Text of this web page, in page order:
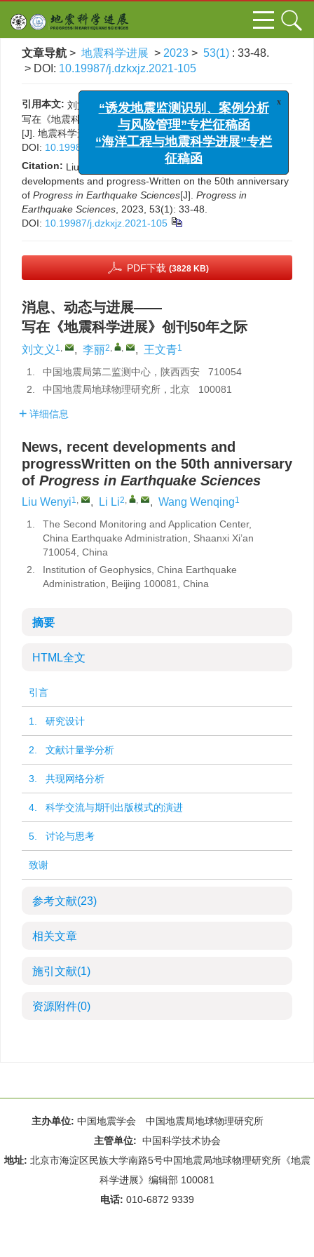
文章导航 > 地震科学进展 > 2023 > 53(1) : 33-48.
> DOI: 10.19987/j.dzkxjz.2021-105
引用本文: 刘文义, 李丽, 王文青. 消息、动态与进展——
写在《地震科学进展》创刊50年之际
[J]. 地震科学进展, 2023, 53(1): 33-48.
DOI: 10.19987/j.dzkxjz.2021-105
Citation: Liu Wenyi, Li Li, Wang Wenqing. News, recent
developments and progress-Written on the 50th anniversary
of Progress in Earthquake Sciences[J]. Progress in
Earthquake Sciences , 2023, 53(1): 33-48.
DOI: 10.19987/j.dzkxjz.2021-105
PDF下载 (3828 KB)
消息、动态与进展——
写在《地震科学进展》创刊50年之际
刘文义 1, , 李丽2, , , 王文青1
1.
中国地震局第二监测中心，陕西西安 710054
2.
中国地震局地球物理研究所，北京 100081
详细信息
News, recent developments and
progressWritten on the 50th anniversary
of Progress in Earthquake Sciences
Liu Wenyi1, , Li Li2, , , Wang Wenqing1
1.
The Second Monitoring and Application Center,
China Earthquake Administration, Shaanxi Xi’an
710054, China
2.
Institution of Geophysics, China Earthquake
Administration, Beijing 100081, China
摘要
HTML全文
引言
1. 研究设计
2. 文献计量学分析
3. 共现网络分析
4. 科学交流与期刊出版模式的演进
5. 讨论与思考
致谢
参考文献(23)
相关文章
施引文献(1)
资源附件(0)
主办单位: 中国地震学会 中国地震局地球物理研究所
主管单位: 中国科学技术协会
地址: 北京市海淀区民族大学南路5号中国地震局地球物理研究所《地震
科学进展》编辑部 100081
电话: 010-6872 9339
“诱发地震监测识别、案例分析
与风险管理”专栏征稿函
“海洋工程与地震科学进展”专栏
征稿函